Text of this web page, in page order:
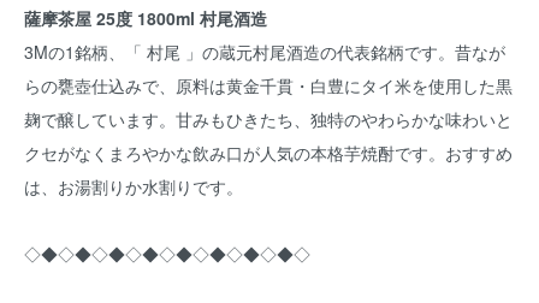
薩摩茶屋 25度 1800ml 村尾酒造
3Mの1銘柄、「 村尾 」の蔵元村尾酒造の代表銘柄です。昔なが
らの甕壺仕込みで、原料は黄金千貫・白豊にタイ米を使用した黒
麹で醸しています。甘みもひきたち、独特のやわらかな味わいと
クセがなくまろやかな飲み口が人気の本格芋焼酎です。おすすめ
は、お湯割りか水割りです。
◇◆◇◆◇◆◇◆◇◆◇◆◇◆◇◆◇